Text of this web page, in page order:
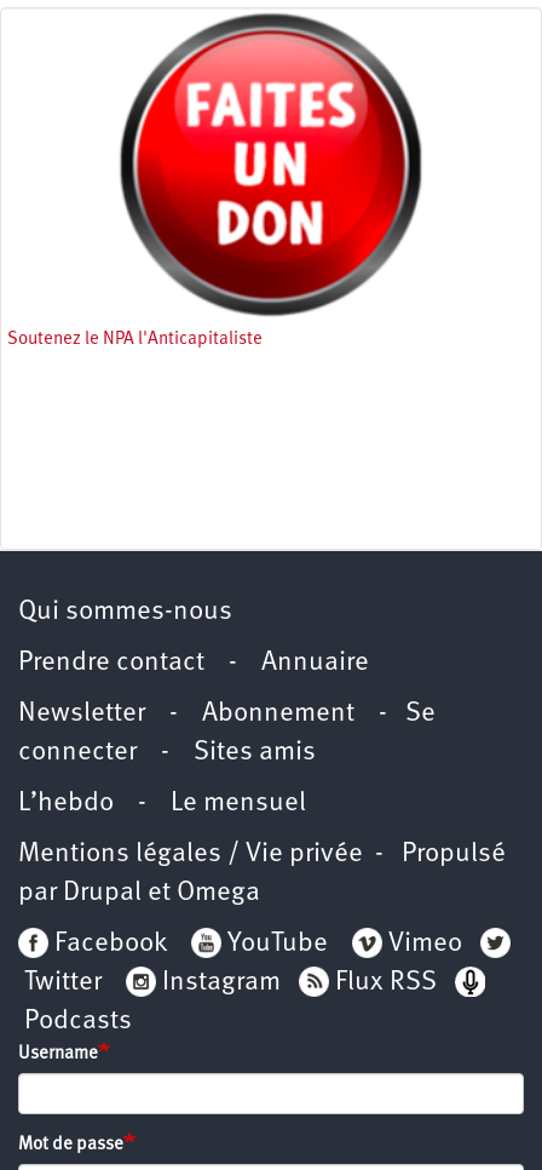
Soutenez le NPA l'Anticapitaliste
Qui sommes-nous
Prendre contact - Annuaire
Newsletter - Abonnement - Se
connecter- Sites amis
L’hebdo - Le mensuel
Mentions légales / Vie privée - Propulsé
par Drupal et Omega
Facebook
YouTube
Vimeo
Twitter
Instagram
Flux RSS
Podcasts
Username
Mot de passe